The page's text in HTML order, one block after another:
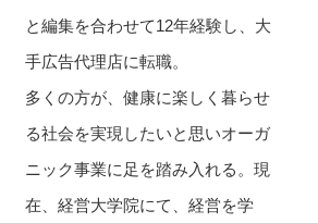
と編集を合わせて12年経験し、大
手広告代理店に転職。
多くの方が、健康に楽しく暮らせ
る社会を実現したいと思いオーガ
ニック事業に足を踏み入れる。現
在、経営大学院にて、経営を学